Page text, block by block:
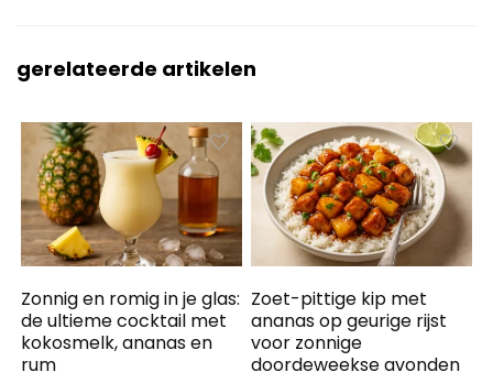
gerelateerde artikelen
Zonnig en romig in je glas:
de ultieme cocktail met
kokosmelk, ananas en
rum
Zoet-pittige kip met
ananas op geurige rijst
voor zonnige
doordeweekse avonden